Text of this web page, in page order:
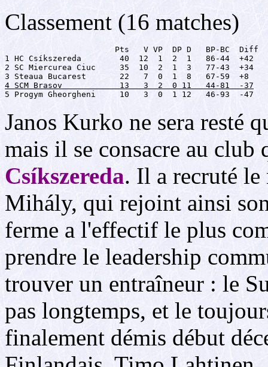
Classement (16 matches)
                       Pts   V VP  DP D   BP-BC  Diff
1 HC Csíkszereda        40  12  1  2  1   86-44  +42
2 SC Miercurea Ciuc     35  10  2  1  3   77-43  +34
4 SCM Brasov            13   3  2  0 11   44-81  -37
5 Progym Gheorgheni     10   3  0  1 12   46-93  -47
Janos Kurko ne sera resté
mais il se consacre au
Csíkszereda. Il a recruté
Mihály, qui rejoint ainsi
ferme a l'effectif le plus
prendre le leadership
trouver un entraîneur : le
pas longtemps, et le
finalement démis début